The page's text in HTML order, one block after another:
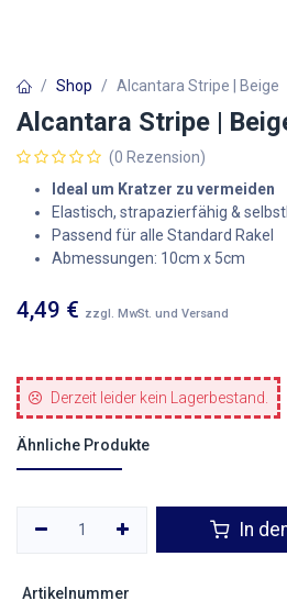
Shop Alcantara Stripe | Beige
Alcantara Stripe |
(0 Rezension)
Ideal um Kratzer zu vermeiden
Elastisch, strapazierfähig &
Passend für alle Standard Rakel
Abmessungen: 10cm x 5cm
4,49 € zzgl. MwSt. und Versand
Derzeit leider kein Lagerbestand.
Ähnliche Produkte
In
Artikelnummer